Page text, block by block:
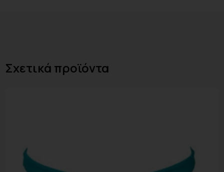
Σχετικά προϊόντα